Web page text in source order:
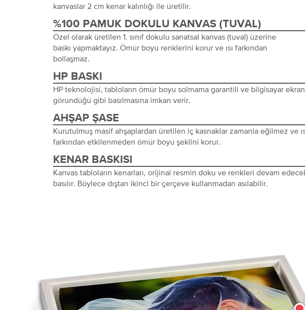
kanvaslar 2 cm kenar kalınlığı ile üretilir.
%100 PAMUK DOKULU KANVAS (TUVAL)
Özel olarak üretilen 1. sınıf dokulu sanatsal kanvas (tuval) üzerine
baskı yapmaktayız. Ömür boyu renklerini korur ve ısı farkından
bollaşmaz.
HP BASKI
HP teknolojisi, tabloların ömür boyu solmama garantili ve bilgisayar
göründüğü gibi basılmasına imkan verir.
AHŞAP ŞASE
Kurutulmuş masif ahşaplardan üretilen iç kasnaklar zamanla eğilmez ve
farkından etkilenmeden ömür boyu şeklini korur.
KENAR BASKISI
Kanvas tabloların kenarları, orijinal resmin doku ve renkleri devam
basılır. Böylece dıştan ikinci bir çerçeve kullanmadan asılabilir.